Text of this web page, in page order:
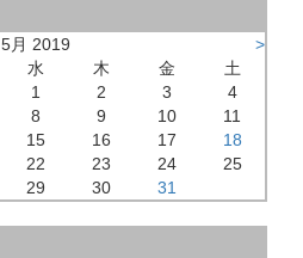
5月 2019
>
水 木 金
土
1
2 3
4
8 9 10
11
15 16 17
18
22 23 24
25
29 30 31